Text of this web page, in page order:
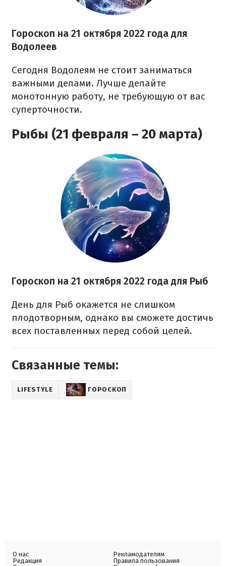
Гороскоп на 21 октября 2022 года для
Водолеев
Сегодня Водолеям не стоит заниматься
важными делами. Лучше делайте
монотонную работу, не требующую от вас
суперточности.
Рыбы (21 февраля – 20 марта)
Гороскоп на 21 октября 2022 года для Рыб
День для Рыб окажется не слишком
плодотворным, однако вы сможете достичь
всех поставленных перед собой целей.
Связанные темы:
LIFESTYLE ГОРОСКОП
О нас
Редакция
Рекламодателям
Правила пользования